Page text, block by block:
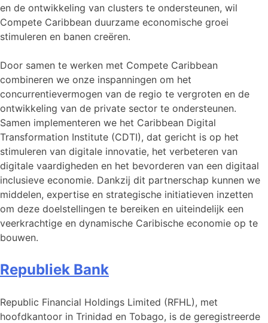
en de ontwikkeling van clusters te ondersteunen, wil
Compete Caribbean duurzame economische groei
stimuleren en banen creëren.
Door samen te werken met Compete Caribbean
combineren we onze inspanningen om het
concurrentievermogen van de regio te vergroten en de
ontwikkeling van de private sector te ondersteunen.
Samen implementeren we het Caribbean Digital
Transformation Institute (CDTI), dat gericht is op het
stimuleren van digitale innovatie, het verbeteren van
digitale vaardigheden en het bevorderen van een digitaal
inclusieve economie. Dankzij dit partnerschap kunnen we
middelen, expertise en strategische initiatieven inzetten
om deze doelstellingen te bereiken en uiteindelijk een
veerkrachtige en dynamische Caribische economie op te
bouwen.
Republiek Bank
Republic Financial Holdings Limited (RFHL), met
hoofdkantoor in Trinidad en Tobago, is de geregistreerde